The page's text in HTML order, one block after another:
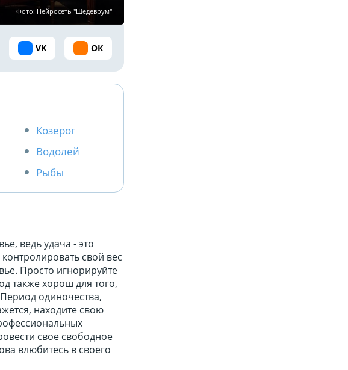
Фото: Нейросеть "Шедеврум"
VK ОК
Козерог
Водолей
Рыбы
ведь удача - это
свой вес
Просто игнорируйте
также хорош для того,
одиночества,
находите свою
свое свободное
влюбитесь в своего